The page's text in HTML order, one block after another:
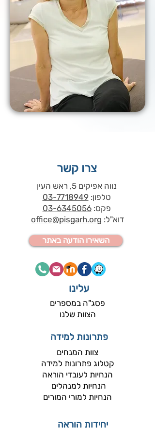
צרו קשר
נווה אפיקים 5, ראש העין
טלפון:03-7718949
פקס:03-6345056
דוא"ל: office@pisgarh.org
השאירו הודעה באתר
עלינו
פסג"ה במספרים
הצוות שלנו
פתרונות למידה
צוות המנחים​
קטלוג פתרונות למידה
הנחיות לעובדי הוראה
הנחיות למנהלים
הנחיות למורי המורים
יחידות הוראה